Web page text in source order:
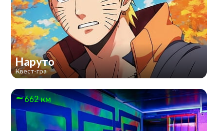
Наруто
Квест-гра
662 км